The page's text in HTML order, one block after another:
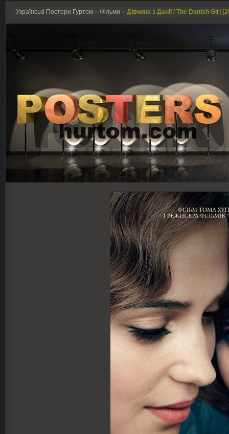
Українські Постери Гуртом » Фільми » Дівчина з Данії / The Danish Girl